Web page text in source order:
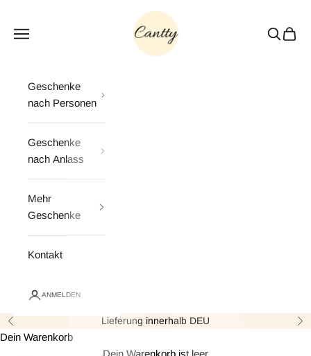
Cantty
Menü
Suchen
Geschenke
nach Personen
Geschenke
nach Anlass
Mehr
Geschenke
Kontakt
ANMELDEN
Zurück Lieferung innerhalb DEU Vor
Dein Warenkorb
Dein Warenkorb ist leer